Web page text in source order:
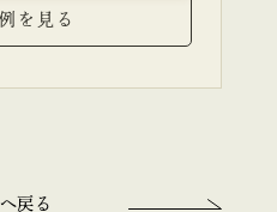
を見る
戻る